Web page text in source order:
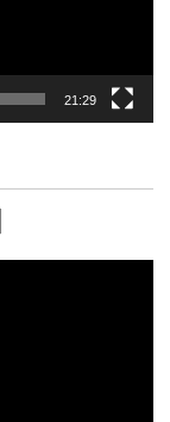
21:29